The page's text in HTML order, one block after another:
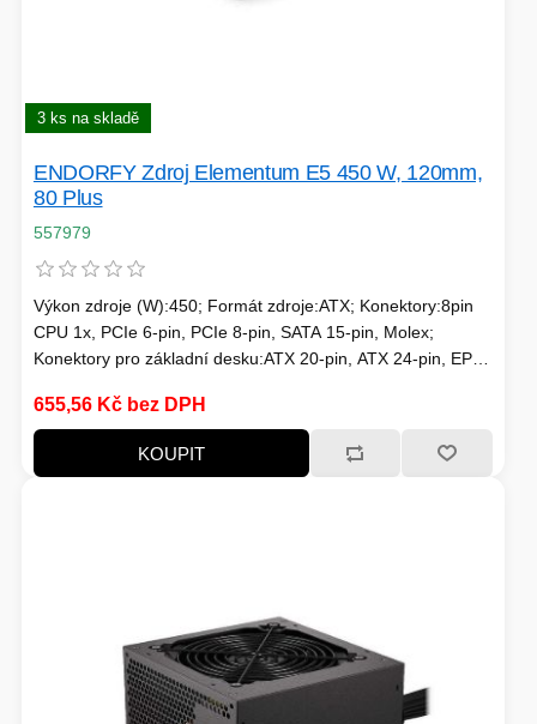
3 ks na skladě
ENDORFY Zdroj Elementum E5 450 W, 120mm,
80 Plus
557979
Výkon zdroje (W):450; Formát zdroje:ATX; Konektory:8pin
CPU 1x, PCIe 6-pin, PCIe 8-pin, SATA 15-pin, Molex;
Konektory pro základní desku:ATX 20-pin, ATX 24-pin, EPS
655,56 Kč bez DPH
KOUPIT